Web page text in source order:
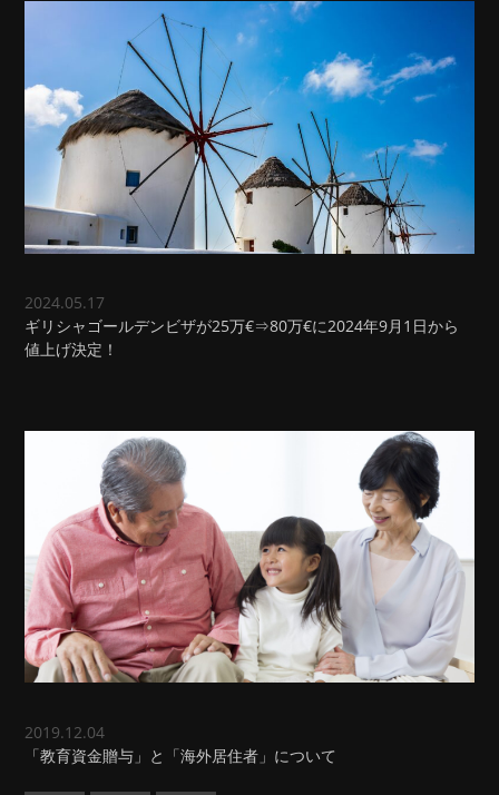
2024.05.17
ギリシャゴールデンビザが25万€⇒80万€に2024年9月1日から
値上げ決定！
2019.12.04
「教育資金贈与」と「海外居住者」について